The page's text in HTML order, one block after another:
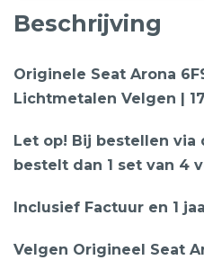
Beschrijving
Originele Seat Arona
Lichtmetalen Velgen |
Let op! Bij bestellen via
bestelt dan 1 set van 4
Inclusief Factuur en 1
Velgen Origineel Seat